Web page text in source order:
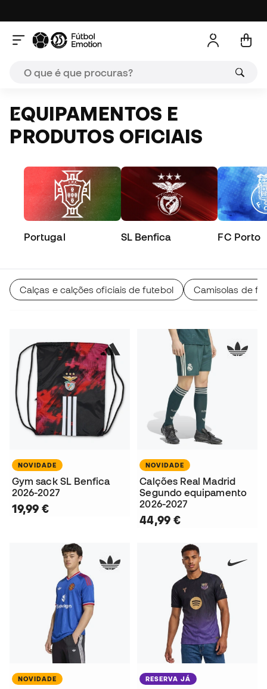
EQUIPAMENTOS E
PRODUTOS OFICIAIS
Portugal SL Benfica FC Porto
Calças e calções oficiais de futebol Camisolas de
NOVIDADE
Gym sack SL Benfica
2026-2027
19,99 €
NOVIDADE
Calções Real Madrid
Segundo equipamento
2026-2027
44,99 €
NOVIDADE RESERVA JÁ